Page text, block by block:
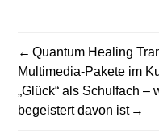
Quantum Healing
Multimedia-Pakete im
„Glück“ als Schulfach –
begeistert davon ist